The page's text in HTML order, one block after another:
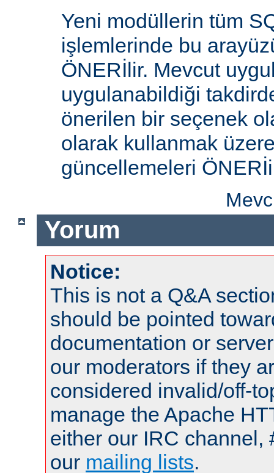
Yeni modüllerin tüm
işlemlerinde bu
ÖNERİlir. Mevcut
uygulanabildiği
önerilen bir seçenek
olarak kullanmak
güncellemeleri
Yorum
Notice:
This is not a Q&A
should be pointed
documentation or
our moderators if they
considered invalid/off-
manage the Apache
either our IRC channel,
our mailing lists.